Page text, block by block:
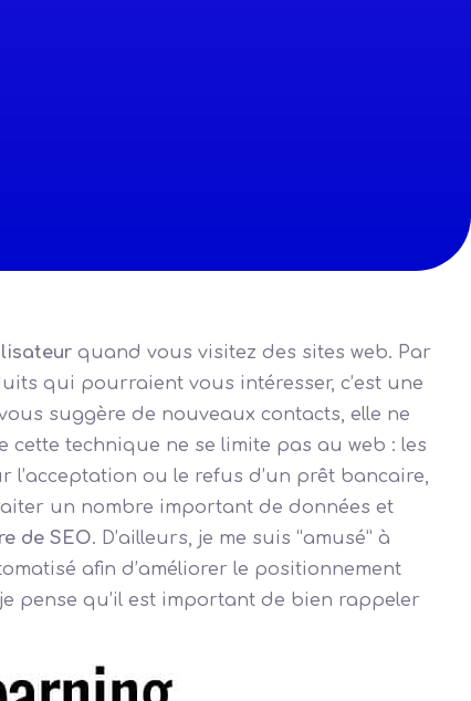
quand vous visitez des sites web. Par
qui pourraient vous intéresser, c’est une
suggère de nouveaux contacts, elle ne
technique ne se limite pas au web : les
ou le refus d’un prêt bancaire,
un nombre important de données et
de SEO. D’ailleurs, je me suis “amusé” à
afin d’améliorer le positionnement
pense qu’il est important de bien rappeler